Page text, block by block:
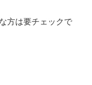
方は要チェックで